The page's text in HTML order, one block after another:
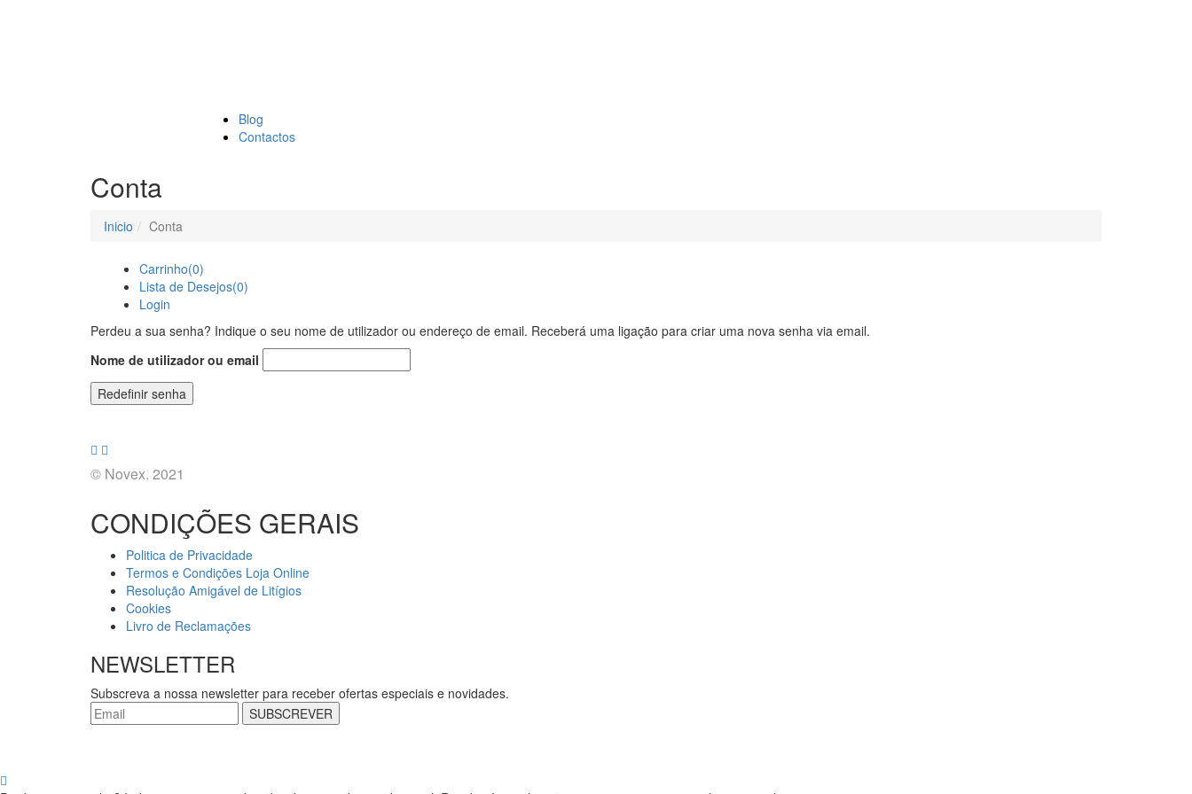
Blog
Contactos
Conta
Inicio Conta
Carrinho(0)
Lista de Desejos(0)
Login
Perdeu a sua senha? Indique o seu nome de utilizador ou endereço de email. Receberá uma ligação para criar uma nova senha via email.
Nome de utilizador ou email
Redefinir senha
© Novex. 2021
CONDIÇÕES GERAIS
Politica de Privacidade
Termos e Condições Loja Online
Resolução Amigável de Litígios
Cookies
Livro de Reclamações
NEWSLETTER
Subscreva a nossa newsletter para receber ofertas especiais e novidades.
SUBSCREVER